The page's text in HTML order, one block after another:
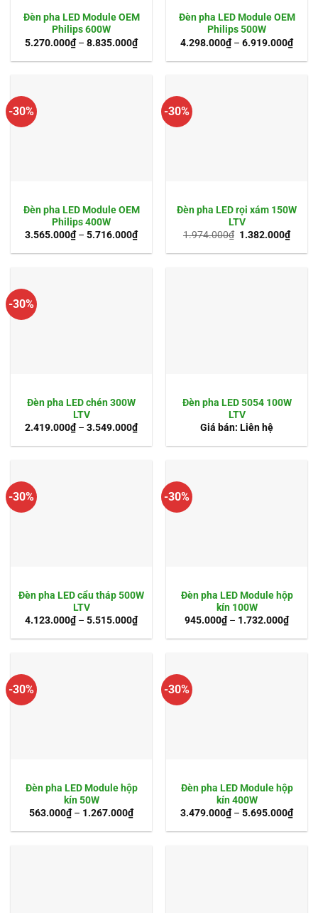
Đèn pha LED Module OEM
Philips 600W
5.270.000₫– 8.835.000₫
Đèn pha LED Module OEM
Philips 500W
4.298.000₫– 6.919.000₫
-30%
Đèn pha LED Module OEM
Philips 400W
3.565.000₫– 5.716.000₫
-30%
Đèn pha LED rọi xám 150W
LTV
1.974.000₫ Giá
là:
1.382.000₫Giá
hiện
tại
-30%
Đèn pha LED chén 300W
LTV
2.419.000₫– 3.549.000₫
Đèn pha LED 5054 100W
LTV
Giá bán: Liên hệ
-30%
Đèn pha LED cẩu tháp 500W
LTV
4.123.000₫– 5.515.000₫
-30%
Đèn pha LED Module hộp
kín 100W
945.000₫– 1.732.000₫
-30%
Đèn pha LED Module hộp
kín 50W
563.000₫– 1.267.000₫
-30%
Đèn pha LED Module hộp
kín 400W
3.479.000₫– 5.695.000₫